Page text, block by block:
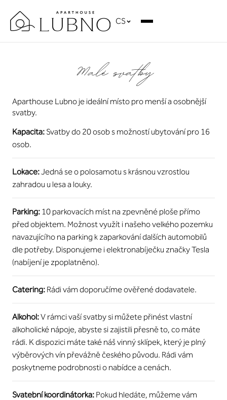
CS
Malé svatby
Aparthouse Lubno je ideální místo pro menší a osobnější
svatby.
Kapacita: Svatby do 20 osob s možností ubytování pro 16
osob.
Lokace:Jedná se o polosamotu s krásnou vzrostlou
zahradou u lesa a louky.
Parking: 10 parkovacích míst na zpevněné ploše přímo
před objektem. Možnost využít i našeho velkého pozemku
navazujícího na parking k zaparkování dalších automobilů
dle potřeby. Disponujeme i elektronabíječku značky Tesla
(nabíjení je zpoplatněno).
Catering: Rádi vám doporučíme ověřené dodavatele.
Alkohol:V rámci vaší svatby si můžete přinést vlastní
alkoholické nápoje, abyste si zajistili přesně to, co máte
rádi. K dispozici máte také náš vinný sklípek, který je plný
výběrových vín převážně českého původu. Rádi vám
poskytneme podrobnosti o nabídce a cenách.
Svatební koordinátorka: Pokud hledáte, můžeme vám